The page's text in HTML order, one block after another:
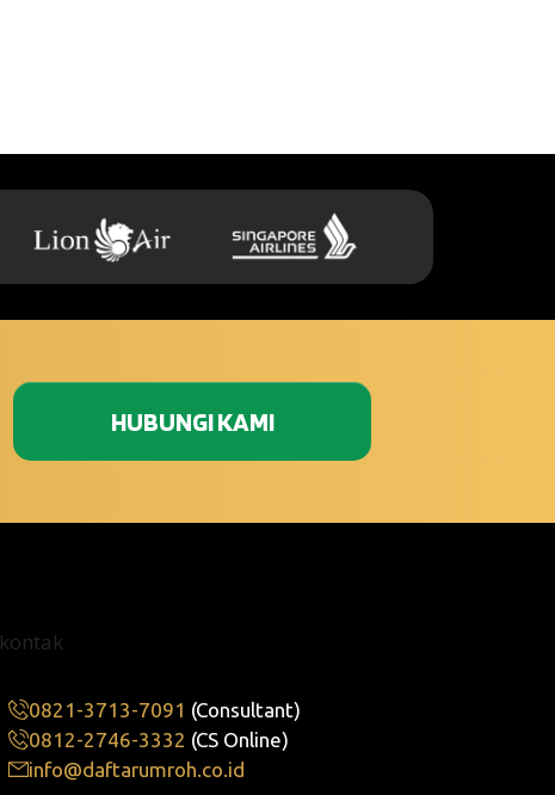
HUBUNGI KAMI
kontak
0821-3713-7091 (Consultant)
0812-2746-3332 (CS Online)
info@daftarumroh.co.id